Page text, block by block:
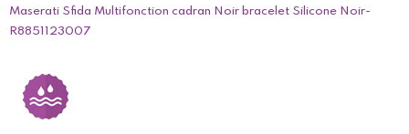
Maserati Sfida Multifonction cadran Noir bracelet Silicone Noir-
R8851123007